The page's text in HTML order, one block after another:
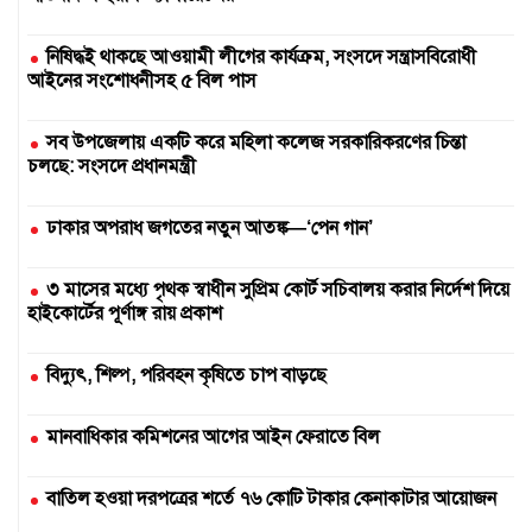
নিষিদ্ধই থাকছে আওয়ামী লীগের কার্যক্রম, সংসদে সন্ত্রাসবিরোধী
আইনের সংশোধনীসহ ৫ বিল পাস
সব উপজেলায় একটি করে মহিলা কলেজ সরকারিকরণের চিন্তা
চলছে: সংসদে প্রধানমন্ত্রী
ঢাকার অপরাধ জগতের নতুন আতঙ্ক—‘পেন গান’
৩ মাসের মধ্যে পৃথক স্বাধীন সুপ্রিম কোর্ট সচিবালয় করার নির্দেশ দিয়ে
হাইকোর্টের পূর্ণাঙ্গ রায় প্রকাশ
বিদ্যুৎ, শিল্প, পরিবহন কৃষিতে চাপ বাড়ছে
মানবাধিকার কমিশনের আগের আইন ফেরাতে বিল
বাতিল হওয়া দরপত্রের শর্তে ৭৬ কোটি টাকার কেনাকাটার আয়োজন